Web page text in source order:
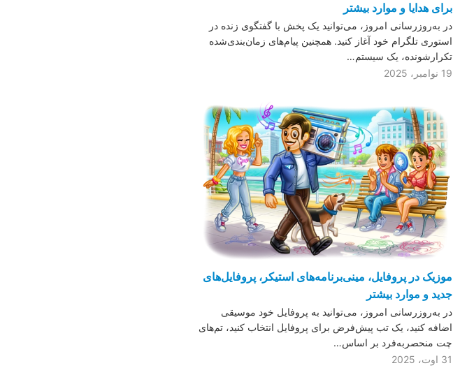
برای هدایا و موارد بیشتر
در به‌روزرسانی امروز، می‌توانید یک پخش با گفتگوی زنده در
استوری تلگرام خود آغاز کنید. همچنین پیام‌های زمان‌بندی‌شده
تکرارشونده، یک سیستم…
19 نوامبر، 2025
موزیک در پروفایل، مینی‌برنامه‌های استیکر، پروفایل‌های
جدید و موارد بیشتر
در به‌روزرسانی امروز، می‌توانید به پروفایل خود موسیقی
اضافه کنید، یک تب پیش‌فرض برای پروفایل انتخاب کنید، تم‌های
چت منحصربه‌فرد بر اساس…
31 اوت، 2025